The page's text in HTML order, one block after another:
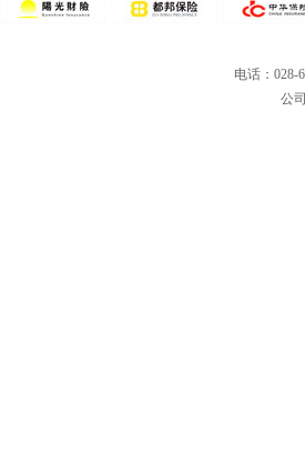
电话：028-
公